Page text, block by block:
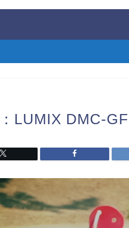
LUMIX DMC-